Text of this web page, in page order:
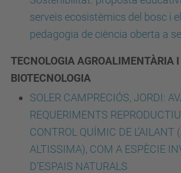
serveis ecosistèmics del bosc i
pedagogia de ciència oberta a
TECNOLOGIA AGROALIMENTÀRIA I
BIOTECNOLOGIA
SOLER CAMPRECIÓS, JORDI:
REQUERIMENTS
CONTROL QUÍMIC DE L’AILANT
ALTISSIMA), COM A ESPÈCIE
D’ESPAIS NATURALS